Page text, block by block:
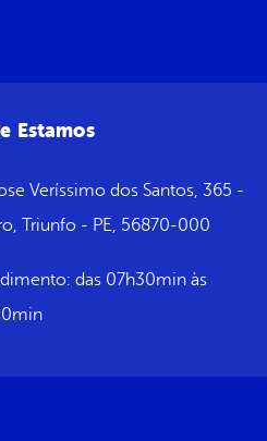
Estamos
Veríssimo dos Santos, 365 -
Triunfo - PE, 56870-000
das 07h30min às